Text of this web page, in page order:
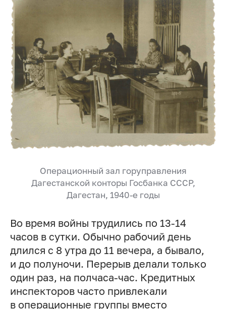
Операционный зал горуправления
Дагестанской конторы Госбанка СССР,
Дагестан, 1940-е годы
Во время войны трудились по 13-14
часов в сутки. Обычно рабочий день
длился с 8 утра до 11 вечера, а бывало,
и до полуночи. Перерыв делали только
один раз, на полчаса-час. Кредитных
инспекторов часто привлекали
в операционные группы вместо